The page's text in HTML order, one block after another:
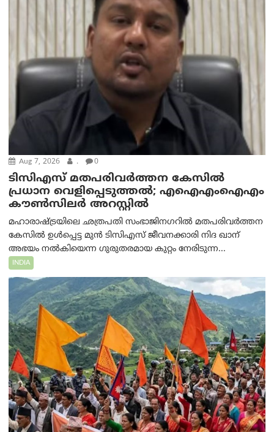
Aug 7, 2026 . 0
ടിസിഎസ് മതപരിവർത്തന കേസിൽ
പ്രധാന വെളിപ്പെടുത്തൽ; എഐഎംഐഎം
കൗൺസിലർ അറസ്റ്റിൽ
മഹാരാഷ്ട്രയിലെ ഛത്രപതി സംഭാജിനഗറിൽ മതപരിവർത്തന
കേസിൽ ഉൾപ്പെട്ട മുൻ ടിസിഎസ് ജീവനക്കാരി നിദ ഖാന്
അഭയം നൽകിയെന്ന ഗുരുതരമായ കുറ്റം നേരിടുന്ന...
INDIA